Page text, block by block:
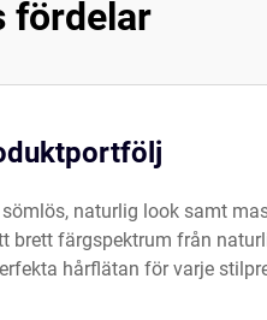
fördelar
naturlig look samt
färgspektrum från
hårflätan för varje